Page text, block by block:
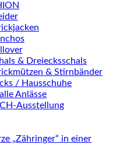
& Dreiecksschals
& Stirnbänder
/ Hausschuhe
Anlässe
Ausstellung
„Zähringer“ in einer